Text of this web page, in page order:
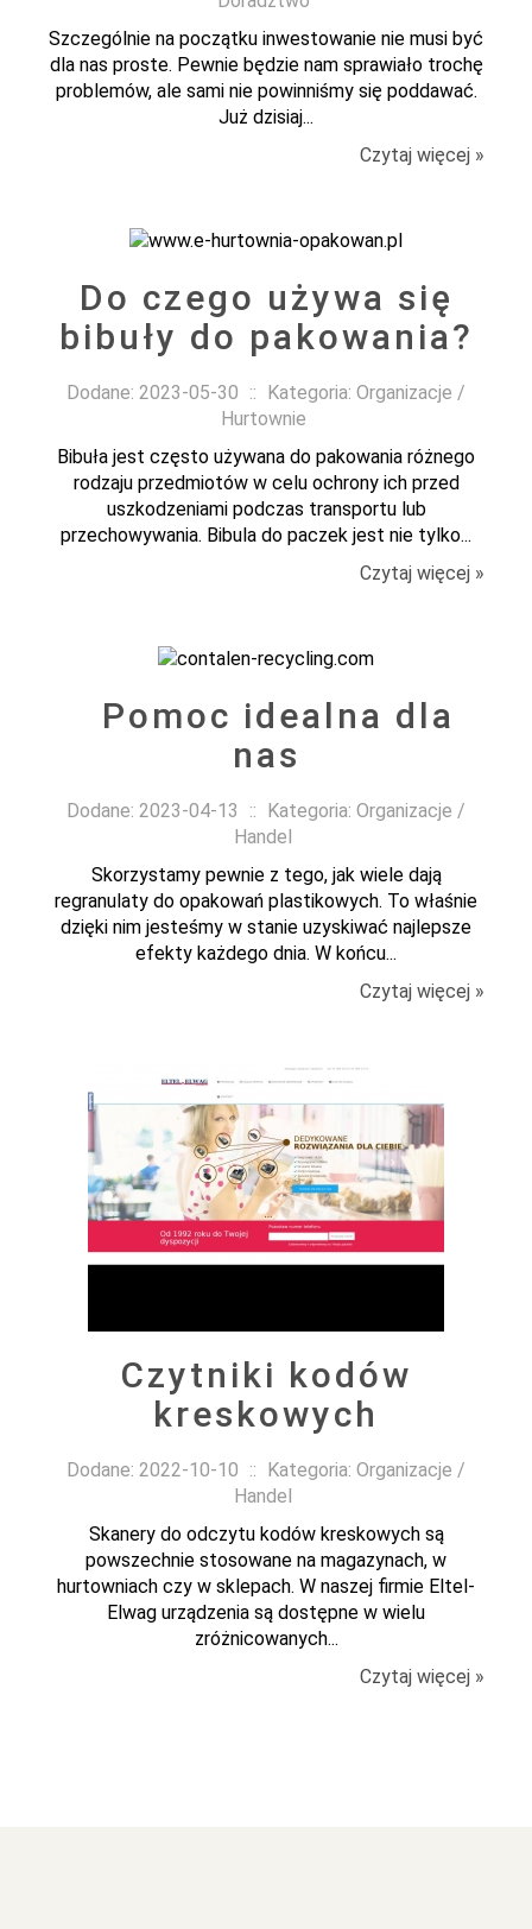
Szczególnie na początku inwestowanie nie musi być
dla nas proste. Pewnie będzie nam sprawiało trochę
problemów, ale sami nie powinniśmy się poddawać.
Już dzisiaj...
Czytaj więcej »
Do czego używa się
bibuły do pakowania?
Dodane: 2023-05-30 :: Kategoria: Organizacje /
Hurtownie
Bibuła jest często używana do pakowania różnego
rodzaju przedmiotów w celu ochrony ich przed
uszkodzeniami podczas transportu lub
przechowywania. Bibula do paczek jest nie tylko...
Czytaj więcej »
Pomoc idealna dla
nas
Dodane: 2023-04-13 :: Kategoria: Organizacje /
Handel
Skorzystamy pewnie z tego, jak wiele dają
regranulaty do opakowań plastikowych. To właśnie
dzięki nim jesteśmy w stanie uzyskiwać najlepsze
efekty każdego dnia. W końcu...
Czytaj więcej »
Czytniki kodów
kreskowych
Dodane: 2022-10-10 :: Kategoria: Organizacje /
Handel
Skanery do odczytu kodów kreskowych są
powszechnie stosowane na magazynach, w
hurtowniach czy w sklepach. W naszej firmie Eltel-
Elwag urządzenia są dostępne w wielu
zróżnicowanych...
Czytaj więcej »